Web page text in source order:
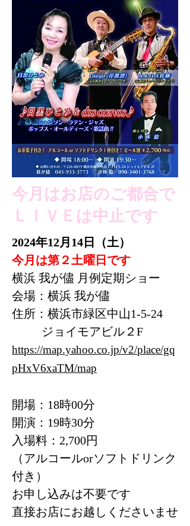
今月はお店のご都合で
ＬＩＶＥは中止です
2024年12月14日（土）
今月は第２土曜日です
横浜 我が儘 月例定期ショー
会場：横浜 我が儘
住所：横浜市緑区中山1-5-24
ジョイモアビル２F
https://map.yahoo.co.jp/v2/place/gq
pHxV6xaTM/map
開場：18時00分
開演：19時30分
入場料：2,700円
（アルコールorソフトドリンク
付き）
お申し込みは不要です
直接お店にお越しくださいませ